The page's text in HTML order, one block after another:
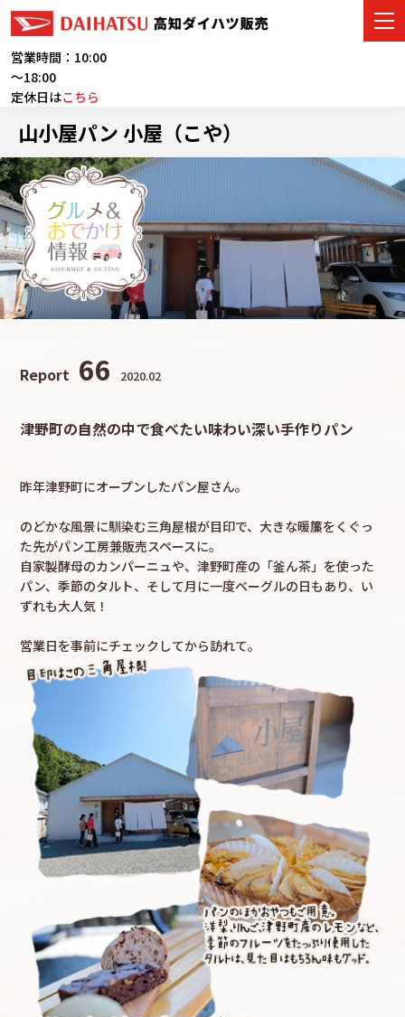
営業時間：10:00
～18:00
定休日はこちら
車をさがす
展示車・試乗車
ご購入者サポート
アフターサービス
採用情報
お問
山小屋パン 小屋（こや）
Report 66 2020.02
津野町の自然の中で食べたい味わい深い手作りパン
昨年津野町にオープンしたパン屋さん。
のどかな風景に馴染む三角屋根が目印で、大きな暖簾をくぐっ
た先がパン工房兼販売スペースに。
自家製酵母のカンパーニュや、津野町産の「釜ん茶」を使った
パン、季節のタルト、そして月に一度ベーグルの日もあり、い
ずれも大人気！
営業日を事前にチェックしてから訪れて。